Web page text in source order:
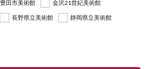
豊田市美術館
金沢21世紀美術館
長野県立美術館 静岡県立美術館